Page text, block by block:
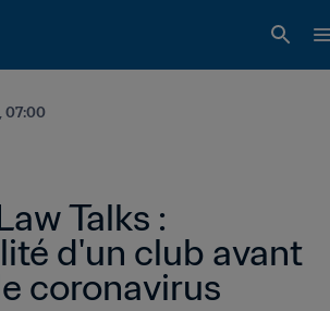
07:00
Talks :
d'un club avant
coronavirus